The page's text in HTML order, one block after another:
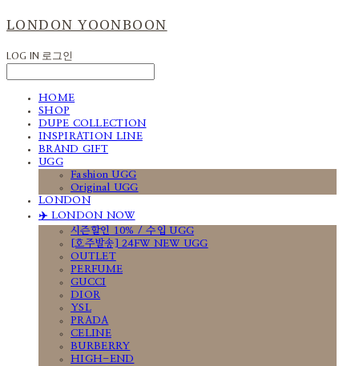
LONDON YOONBOON
LOG IN 로그인
HOME
SHOP
DUPE COLLECTION
INSPIRATION LINE
BRAND GIFT
UGG
Fashion UGG
Original UGG
LONDON
✈️ LONDON NOW
시즌할인 10% / 수입 UGG
[호주발송] 24FW NEW UGG
OUTLET
PERFUME
GUCCI
DIOR
YSL
PRADA
CELINE
BURBERRY
HIGH-END